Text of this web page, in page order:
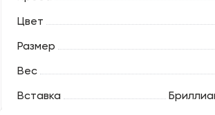
Цвет
Размер
Вес
Вставка